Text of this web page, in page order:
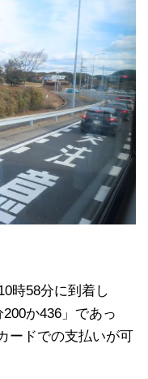
時58分に到着し
か436」であっ
ードでの支払いが可